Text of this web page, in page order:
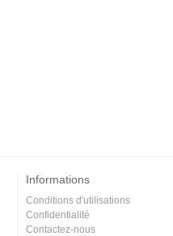
Informations
Conditions d'utilisations
Confidentialité
Contactez-nous